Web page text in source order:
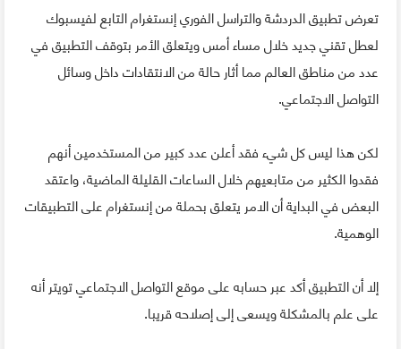
تعرض تطبيق الدردشة والتراسل الفوري إنستغرام التابع لفيسبوك
لعطل تقني جديد خلال مساء أمس ويتعلق الأمر بتوقف التطبيق في
عدد من مناطق العالم مما أثار حالة من الانتقادات داخل وسائل
التواصل الاجتماعي.
لكن هذا ليس كل شيء فقد أعلن عدد كبير من المستخدمين أنهم
فقدوا الكثير من متابعيهم خلال الساعات القليلة الماضية، واعتقد
البعض في البداية أن الامر يتعلق بحملة من إنستغرام على التطبيقات
الوهمية.
إلا أن التطبيق أكد عبر حسابه على موقع التواصل الاجتماعي تويتر أنه
على علم بالمشكلة ويسعى إلى إصلاحه قريبا.